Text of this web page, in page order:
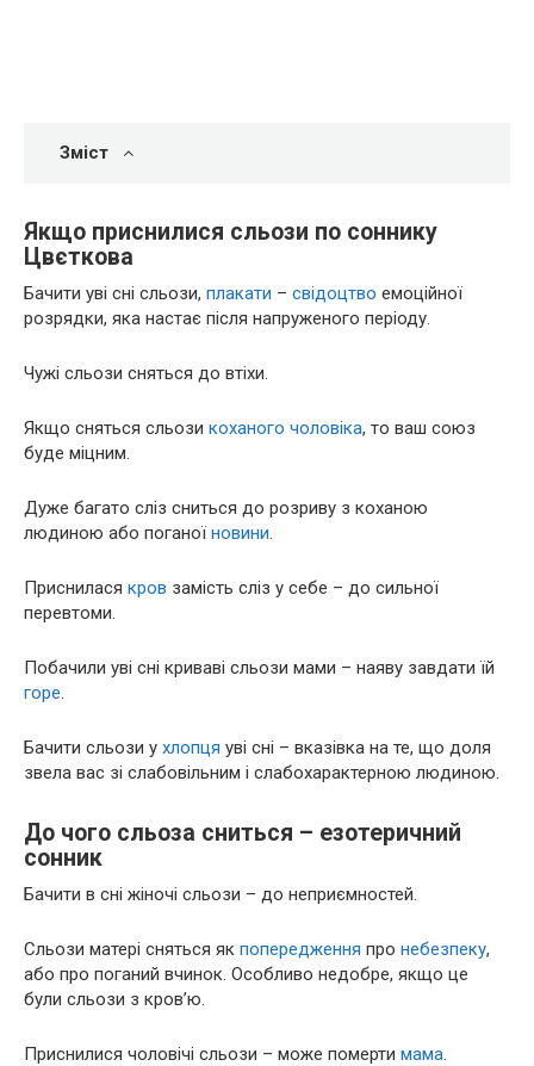
Зміст
Якщо приснилися сльози по соннику
Цвєткова
Бачити уві сні сльози, плакати – свідоцтво емоційної
розрядки, яка настає після напруженого періоду.
Чужі сльози сняться до втіхи.
Якщо сняться сльози коханого чоловіка, то ваш союз
буде міцним.
Дуже багато сліз сниться до розриву з коханою
людиною або поганої новини.
Приснилася кров замість сліз у себе – до сильної
перевтоми.
Побачили уві сні криваві сльози мами – наяву завдати їй
горе.
Бачити сльози у хлопця уві сні – вказівка на те, що доля
звела вас зі слабовільним і слабохарактерною людиною.
До чого сльоза сниться – езотеричний
сонник
Бачити в сні жіночі сльози – до неприємностей.
Сльози матері сняться як попередження про небезпеку,
або про поганий вчинок. Особливо недобре, якщо це
були сльози з кров’ю.
Приснилися чоловічі сльози – може померти мама.